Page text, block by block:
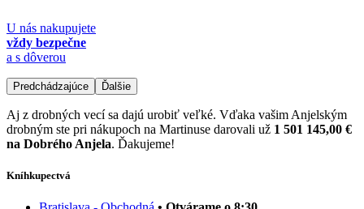
U nás nakupujete
vždy bezpečne
a s dôverou
Predchádzajúce Ďalšie
Aj z drobných vecí sa dajú urobiť veľké. Vďaka vašim Anjelským
drobným ste pri nákupoch na Martinuse darovali už 1 501 145,00 €
na Dobrého Anjela. Ďakujeme!
Kníhkupectvá